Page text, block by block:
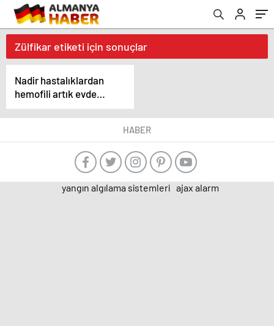
Zülfikar etiketi için sonuçlar
Nadir hastalıklardan
hemofili artık evde
tedavi edilebiliyor
HABER
yangın algılama sistemleri ajax alarm